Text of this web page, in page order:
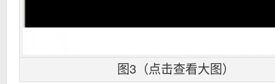
图3（点击查看大图）